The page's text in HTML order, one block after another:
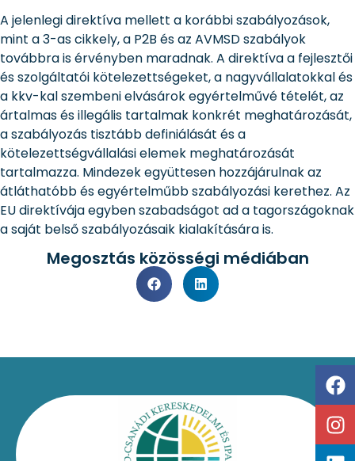
A jelenlegi direktíva mellett a korábbi szabályozások,
mint a 3-as cikkely, a P2B és az AVMSD szabályok
továbbra is érvényben maradnak. A direktíva a fejlesztői
és szolgáltatói kötelezettségeket, a nagyvállalatokkal és
a kkv-kal szembeni elvásárok egyértelművé tételét, az
ártalmas és illegális tartalmak konkrét meghatározását,
a szabályozás tisztább definiálását és a
kötelezettségvállalási elemek meghatározását
tartalmazza. Mindezek együttesen hozzájárulnak az
átláthatóbb és egyértelműbb szabályozási kerethez. Az
EU direktívája egyben szabadságot ad a tagországoknak
a saját belső szabályozásaik kialakítására is.
Megosztás közösségi médiában